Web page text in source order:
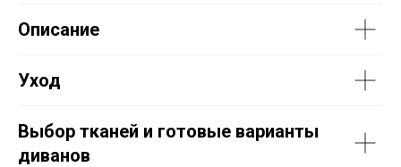
Описание
Уход
Выбор тканей и готовые варианты
диванов